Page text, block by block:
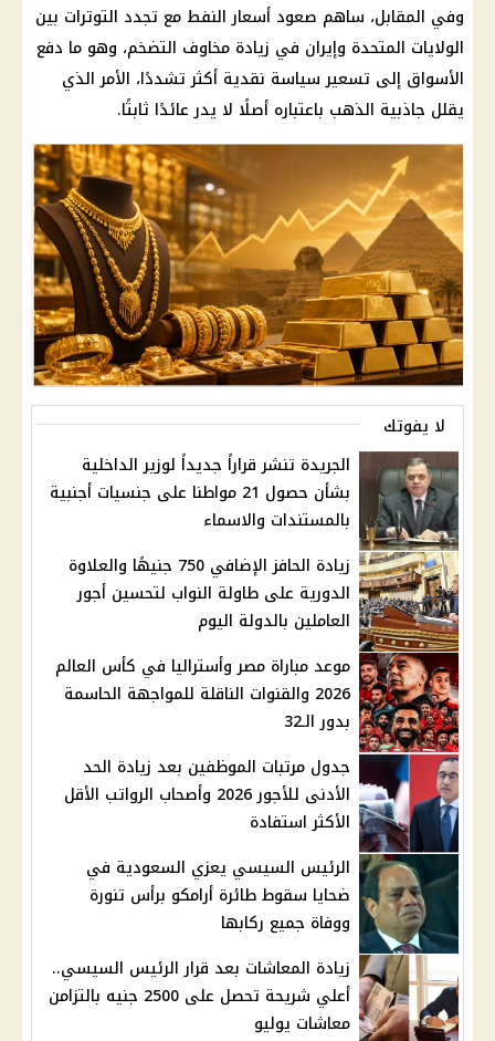
وفي المقابل، ساهم صعود أسعار النفط مع تجدد التوترات بين
الولايات المتحدة وإيران في زيادة مخاوف التضخم، وهو ما دفع
الأسواق إلى تسعير سياسة نقدية أكثر تشددًا، الأمر الذي
يقلل جاذبية الذهب باعتباره أصلًا لا يدر عائدًا ثابتًا.
لا يفوتك
الجريدة تنشر قراراً جديداً لوزير الداخلية
بشأن حصول 21 مواطنا على جنسيات أجنبية
بالمستندات والاسماء
زيادة الحافز الإضافي 750 جنيهًا والعلاوة
الدورية على طاولة النواب لتحسين أجور
العاملين بالدولة اليوم
موعد مباراة مصر وأستراليا في كأس العالم
2026 والقنوات الناقلة للمواجهة الحاسمة
بدور الـ32
جدول مرتبات الموظفين بعد زيادة الحد
الأدنى للأجور 2026 وأصحاب الرواتب الأقل
الأكثر استفادة
الرئيس السيسي يعزي السعودية في
ضحايا سقوط طائرة أرامكو برأس تنورة
ووفاة جميع ركابها
زيادة المعاشات بعد قرار الرئيس السيسي..
أعلي شريحة تحصل على 2500 جنيه بالتزامن
معاشات يوليو